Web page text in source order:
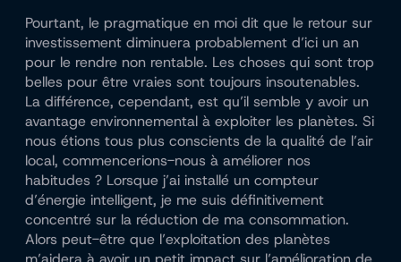
Pourtant, le pragmatique en moi dit que le retour sur
investissement diminuera probablement d’ici un an
pour le rendre non rentable. Les choses qui sont trop
belles pour être vraies sont toujours insoutenables.
La différence, cependant, est qu’il semble y avoir un
avantage environnemental à exploiter les planètes. Si
nous étions tous plus conscients de la qualité de l’air
local, commencerions-nous à améliorer nos
habitudes ? Lorsque j’ai installé un compteur
d’énergie intelligent, je me suis définitivement
concentré sur la réduction de ma consommation.
Alors peut-être que l’exploitation des planètes